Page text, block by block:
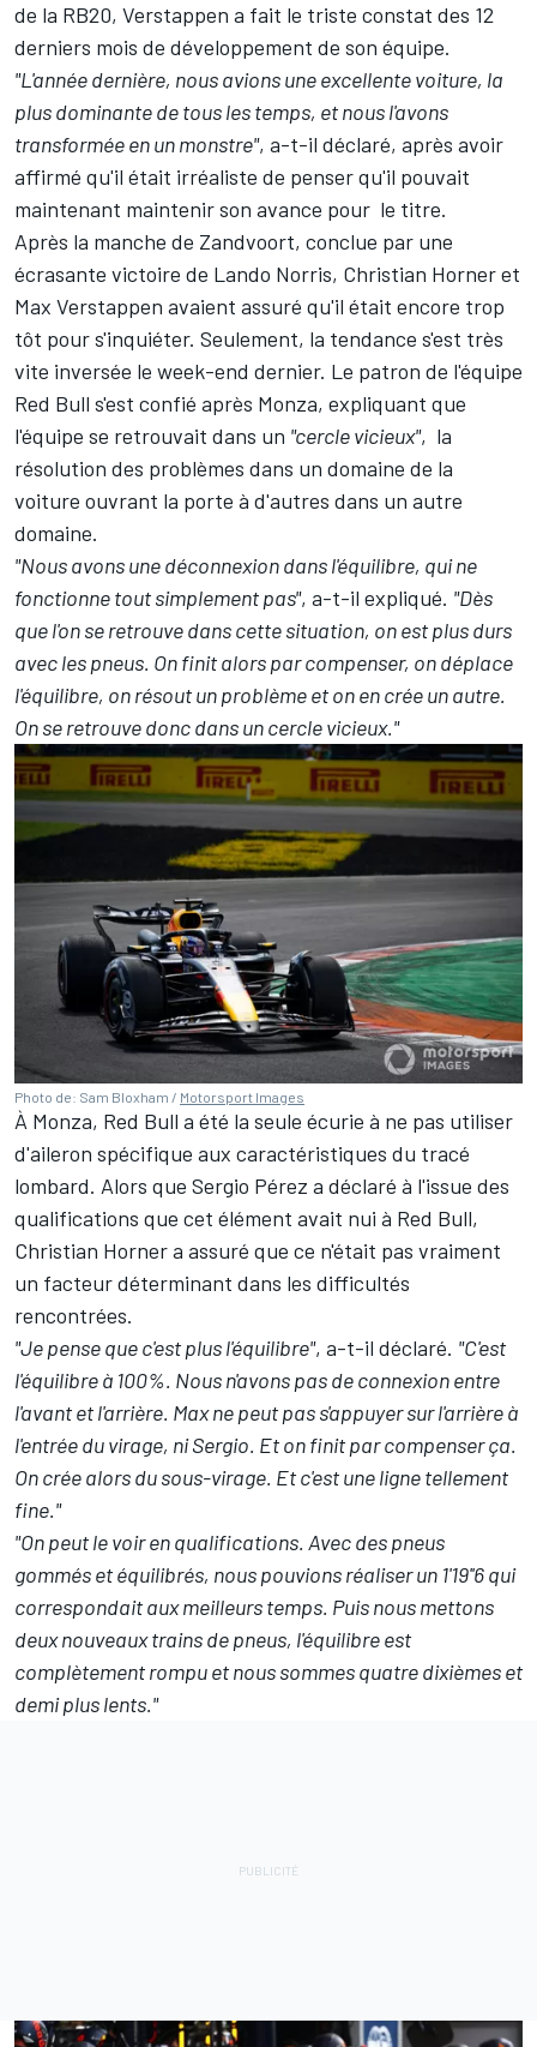
de la RB20, Verstappen a fait le triste constat des 12
derniers mois de développement de son équipe.
"L'année dernière, nous avions une excellente voiture, la
plus dominante de tous les temps, et nous l'avons
transformée en un monstre", a-t-il déclaré, après avoir
affirmé qu'il était irréaliste de penser qu'il pouvait
maintenant maintenir son avance pour le titre.
Après la manche de Zandvoort, conclue par une
écrasante victoire de Lando Norris, Christian Horner et
Max Verstappen avaient assuré qu'il était encore trop
tôt pour s'inquiéter. Seulement, la tendance s'est très
vite inversée le week-end dernier. Le patron de l'équipe
Red Bull s'est confié après Monza, expliquant que
l'équipe se retrouvait dans un "cercle vicieux", la
résolution des problèmes dans un domaine de la
voiture ouvrant la porte à d'autres dans un autre
domaine.
"Nous avons une déconnexion dans l'équilibre, qui ne
fonctionne tout simplement pas", a-t-il expliqué. "Dès
que l'on se retrouve dans cette situation, on est plus durs
avec les pneus. On finit alors par compenser, on déplace
l'équilibre, on résout un problème et on en crée un autre.
On se retrouve donc dans un cercle vicieux."
Photo de: Sam Bloxham / Motorsport Images
À Monza, Red Bull a été la seule écurie à ne pas utiliser
d'aileron spécifique aux caractéristiques du tracé
lombard. Alors que Sergio Pérez a déclaré à l'issue des
qualifications que cet élément avait nui à Red Bull,
Christian Horner a assuré que ce n'était pas vraiment
un facteur déterminant dans les difficultés
rencontrées.
"Je pense que c'est plus l'équilibre", a-t-il déclaré. "C'est
l'équilibre à 100%. Nous n'avons pas de connexion entre
l'avant et l'arrière. Max ne peut pas s'appuyer sur l'arrière à
l'entrée du virage, ni Sergio. Et on finit par compenser ça.
On crée alors du sous-virage. Et c'est une ligne tellement
fine."
"On peut le voir en qualifications. Avec des pneus
gommés et équilibrés, nous pouvions réaliser un 1'19''6 qui
correspondait aux meilleurs temps. Puis nous mettons
deux nouveaux trains de pneus, l'équilibre est
complètement rompu et nous sommes quatre dixièmes et
demi plus lents."